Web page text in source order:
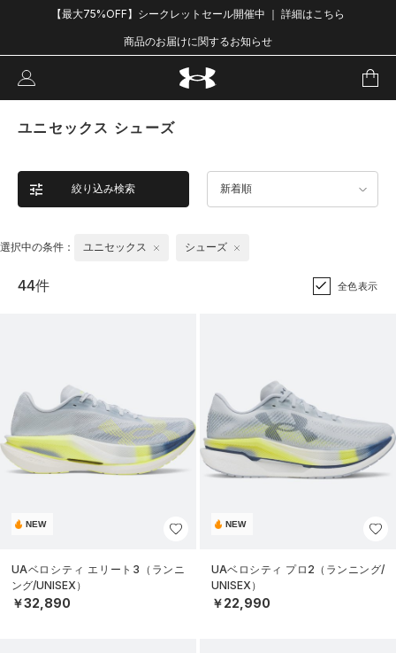
【最大75%OFF】シークレットセール開催中 ｜ 詳細はこちら
商品のお届けに関するお知らせ
ユニセックス シューズ
絞り込み検索 新着順
選択中の条件： ユニセックス シューズ
44件 全色表示
NEW
UAベロシティ エリート3（ランニ
ング/UNISEX）
￥32,890
NEW
UAベロシティ プロ2（ランニング/
UNISEX）
￥22,990